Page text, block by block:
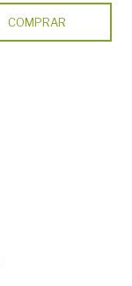
COMPRAR